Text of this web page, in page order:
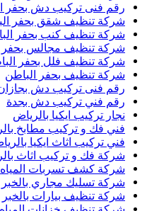
رقم فنى تركيب دش بحفر
شركة تنظيف شقق بحفر
شركة تنظيف كنب بحفر
شركة تنظيف مجالس بحفر
شركة تنظيف فلل بحفر
شركة تنظيف بحفر الباطن
رقم فنى تركيب دش
رقم فني تركيب دش بجدة
نجار تركيب ايكيا بالرياض
فني فك و تركيب مطابخ
فني تركيب اثاث ايكيا
شركة فك و تركيب اثاث
شركة كشف تسربات المياه
شركة تسليك مجاري بالخبر
شركة تنظيف بيارات بالخبر